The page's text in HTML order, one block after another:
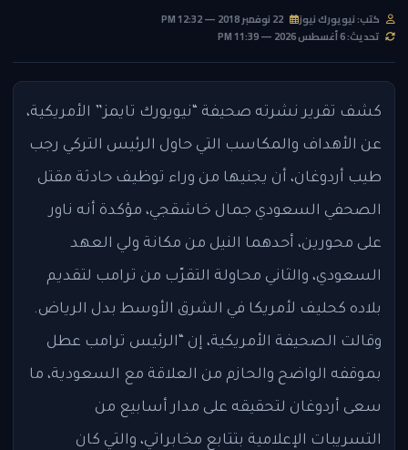
كتب: نيويورك نيوز
تحديث: 6 أغسطس 2026 — 11:39 PM
كشف تقرير نشرته صحيفة “نيويورك تايمز” الأمريكية،
عن الأهداف والمكاسب التي حاول الرئيس التركي رجب
طيب أردوغان، أن يجنيها من وراء توظيف حادثة مقتل
الصحفي السعودي جمال خاشقجي، مؤكدة أنه ناور
على محورين، أحدهما النيل من مكانة ولي العهد
السعودي، والثاني محاولة التقرّب من ترامب لتقديم
بلاده كحليف لأمريكا في الشرق الأوسط بدل الرياض.
وقالت الصحيفة الأمريكية، إن “الرئيس ترامب عطل
بموقفه الواضح والحازم من العلاقة مع السعودية، ما
سعى أردوغان لتحقيقه على مدار أسابيع من
التسريبات الإعلامية بتتابع مخابراتي، والتي كان